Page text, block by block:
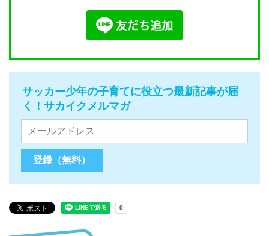
サッカー少年の子育てに役立つ最新記事が届
く！サカイクメルマガ